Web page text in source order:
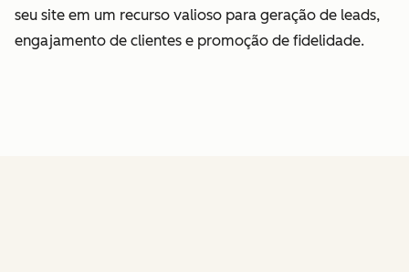
seu site em um recurso valioso para geração de leads,
engajamento de clientes e promoção de fidelidade.